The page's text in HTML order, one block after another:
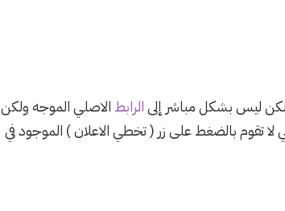
ليس بشكل مباشر إلىالرابط الاصلي الموجه ولكن
لا تقوم بالضغط على زر ( تخطي الاعلان ) الموجود في